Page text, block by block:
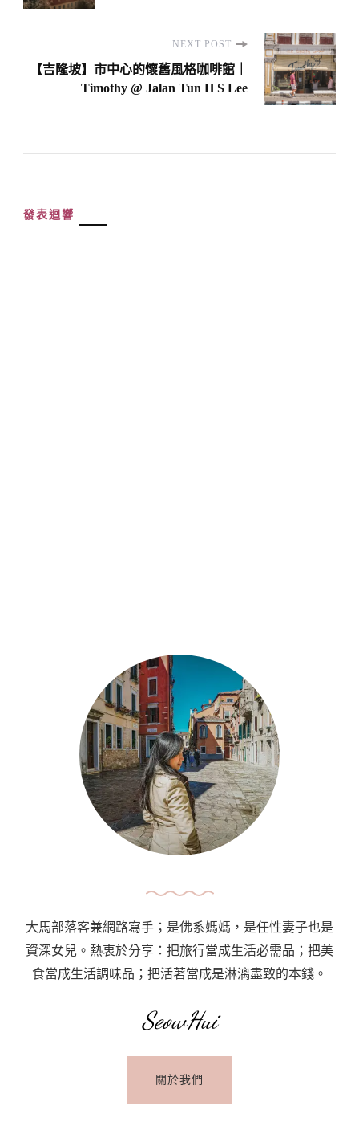
NEXT POST
【吉隆坡】市中心的懷舊風格咖啡館｜
Timothy @ Jalan Tun H S Lee
發表迴響
大馬部落客兼網路寫手；是佛系媽媽，是任性妻子也是
資深女兒。熱衷於分享：把旅行當成生活必需品；把美
食當成生活調味品；把活著當成是淋漓盡致的本錢。
SeowHui
關於我們